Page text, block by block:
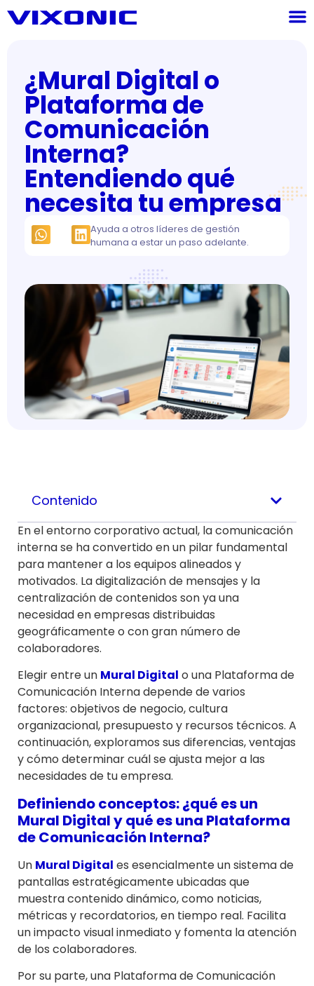
¿Mural Digital o
Plataforma de
Comunicación
Interna?
Entendiendo qué
necesita tu empresa
Ayuda a otros líderes de gestión
humana a estar un paso adelante.
Contenido
En el entorno corporativo actual, la comunicación
interna se ha convertido en un pilar fundamental
para mantener a los equipos alineados y
motivados. La digitalización de mensajes y la
centralización de contenidos son ya una
necesidad en empresas distribuidas
geográficamente o con gran número de
colaboradores.
Elegir entre un Mural Digital o una Plataforma de
Comunicación Interna depende de varios
factores: objetivos de negocio, cultura
organizacional, presupuesto y recursos técnicos. A
continuación, exploramos sus diferencias, ventajas
y cómo determinar cuál se ajusta mejor a las
necesidades de tu empresa.
Definiendo conceptos: ¿qué es un
Mural Digital y qué es una Plataforma
de Comunicación Interna?
Un Mural Digital es esencialmente un sistema de
pantallas estratégicamente ubicadas que
muestra contenido dinámico, como noticias,
métricas y recordatorios, en tiempo real. Facilita
un impacto visual inmediato y fomenta la atención
de los colaboradores.
Por su parte, una Plataforma de Comunicación